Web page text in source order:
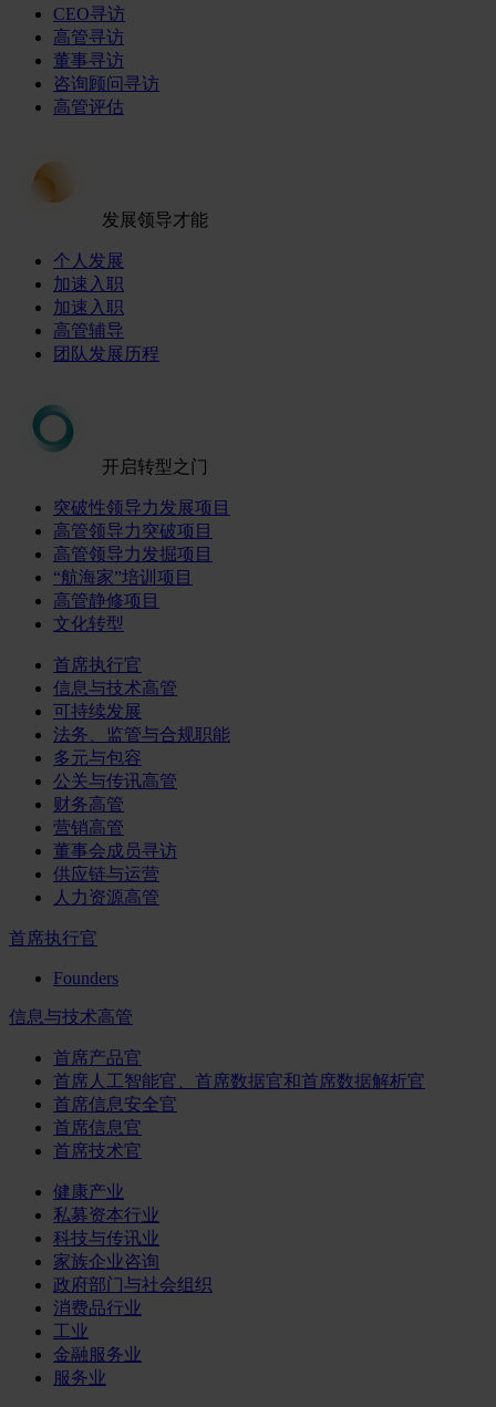
CEO寻访
高管寻访
董事寻访
咨询顾问寻访
高管评估
发展领导才能
个人发展
加速入职
加速入职
高管辅导
团队发展历程
开启转型之门
突破性领导力发展项目
高管领导力突破项目
高管领导力发掘项目
“航海家”培训项目
高管静修项目
文化转型
首席执行官
信息与技术高管
可持续发展
法务、监管与合规职能
多元与包容
公关与传讯高管
财务高管
营销高管
董事会成员寻访
供应链与运营
人力资源高管
首席执行官
Founders
信息与技术高管
首席产品官
首席人工智能官、首席数据官和首席数据解析官
首席信息安全官
首席信息官
首席技术官
健康产业
私募资本行业
科技与传讯业
家族企业咨询
政府部门与社会组织
消费品行业
工业
金融服务业
服务业